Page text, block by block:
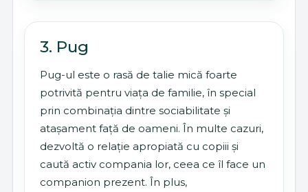
3. Pug
Pug-ul este o rasă de talie mică foarte
potrivită pentru viața de familie, în special
prin combinația dintre sociabilitate și
atașament față de oameni. În multe cazuri,
dezvoltă o relație apropiată cu copiii și
caută activ compania lor, ceea ce îl face un
companion prezent. În plus,